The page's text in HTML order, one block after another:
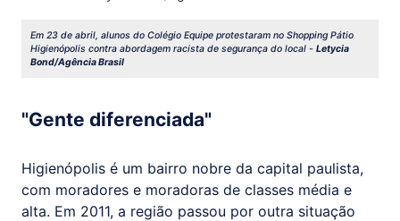
Em 23 de abril, alunos do Colégio Equipe protestaram no Shopping Pátio
Higienópolis contra abordagem racista de segurança do local - Letycia
Bond/Agência Brasil
"Gente diferenciada"
Higienópolis é um bairro nobre da capital paulista,
com moradores e moradoras de classes média e
alta. Em 2011, a região passou por outra situação